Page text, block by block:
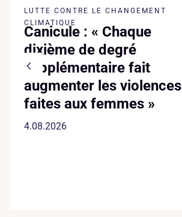
LUTTE CONTRE LE CHANGEMENT
CLIMATIQUE
Canicule : « Chaque
dixième de degré
supplémentaire fait
augmenter les violences
faites aux femmes »
4.08.2026